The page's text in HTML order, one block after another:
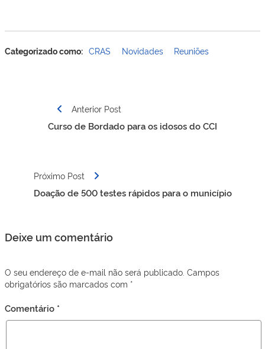
Categorizado como: CRAS Novidades Reuniões
NavegaçãoAnterior Post
Curso de Bordado para os idosos do CCI
Próximo Post
Doação de 500 testes rápidos para o município
Deixe um comentário
O seu endereço de e-mail não será publicado. Campos
obrigatórios são marcados com *
Comentário *